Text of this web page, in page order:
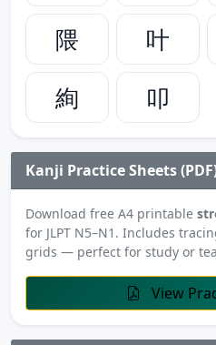
隈
叶
絢
叩
Kanji Practice Sheets
Download free A4 printable
for JLPT N5–N1. Includes
grids — perfect for study or
View